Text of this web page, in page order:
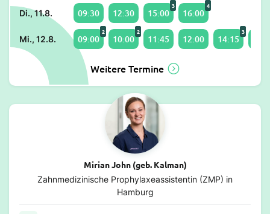
Di., 11.8. 09:30 12:30 15:00
3
16:00
4
Mi., 12.8. 09:00
2
10:00
2
11:45 12:00 14:15
3
Weitere Termine
Mirian John (geb. Kalman)
Zahnmedizinische Prophylaxeassistentin (ZMP) in
Hamburg